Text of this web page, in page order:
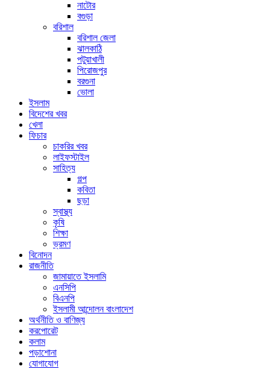
নাটোর
বগুড়া
বরিশাল
বরিশাল জেলা
ঝালকাঠি
পটুয়াখালী
পিরোজপুর
বরগুনা
ভোলা
ইসলাম
বিদেশের খবর
খেলা
ফিচার
চাকরির খবর
লাইফস্টাইল
সাহিত্য
গল্প
কবিতা
ছড়া
স্বাস্থ্য
কৃষি
শিক্ষা
ভ্রমণ
বিনোদন
রাজনীতি
জামায়াতে ইসলামি
এনসিপি
বিএনপি
ইসলামী আন্দোলন বাংলাদেশ
অর্থনীতি ও বাণিজ্য
করপোরেট
কলাম
পড়াশোনা
যোগাযোগ